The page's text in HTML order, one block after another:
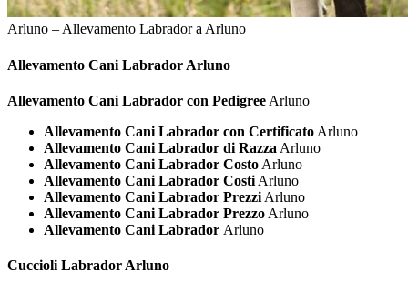
Arluno – Allevamento Labrador a Arluno
Allevamento Cani Labrador Arluno
Allevamento Cani Labrador con Pedigree Arluno
Allevamento Cani Labrador con Certificato Arluno
Allevamento Cani Labrador di Razza Arluno
Allevamento Cani Labrador Costo Arluno
Allevamento Cani Labrador Costi Arluno
Allevamento Cani Labrador Prezzi Arluno
Allevamento Cani Labrador Prezzo Arluno
Allevamento Cani Labrador Arluno
Cuccioli Labrador Arluno